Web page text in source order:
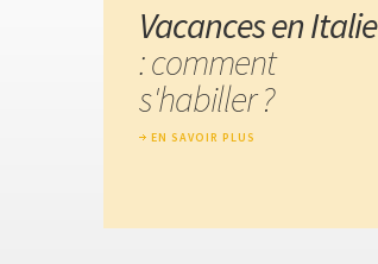
Vacances en Italie
: comment
s'habiller ?
EN SAVOIR PLUS